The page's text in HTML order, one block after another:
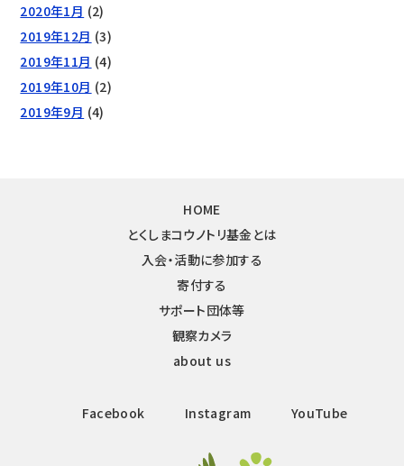
2020年1月 (2)
2019年12月 (3)
2019年11月 (4)
2019年10月 (2)
2019年9月 (4)
HOME
とくしまコウノトリ基金とは
入会・活動に参加する
寄付する
サポート団体等
観察カメラ
about us
Facebook Instagram YouTube